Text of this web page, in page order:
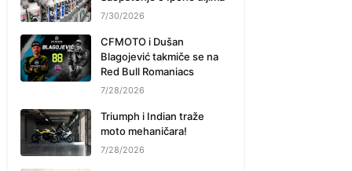
7/30/2026
CFMOTO i Dušan
Blagojević takmiče se na
Red Bull Romaniacs
7/28/2026
Triumph i Indian traže
moto mehaničara!
7/28/2026